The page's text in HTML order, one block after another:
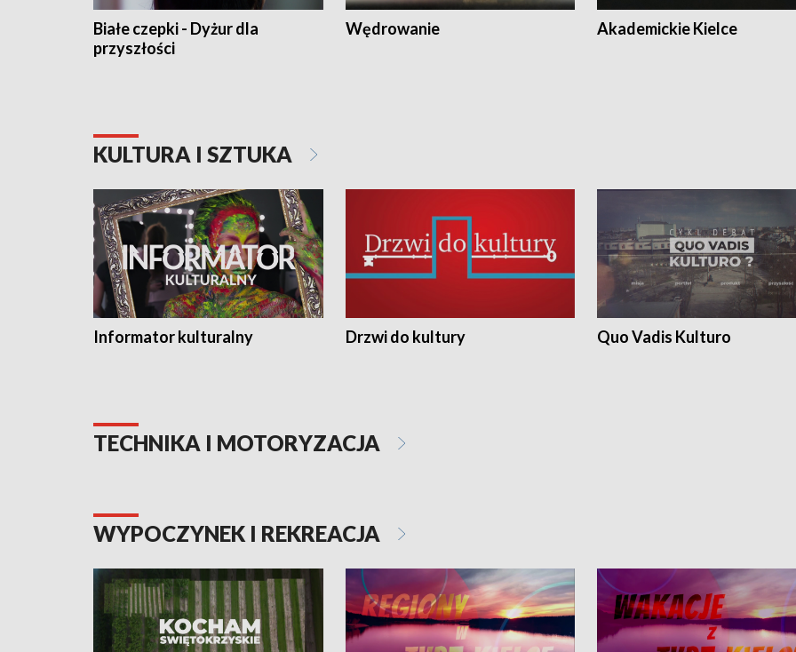
Białe czepki - Dyżur dla
przyszłości
Wędrowanie Akademickie Kielce
KULTURA I SZTUKA
Informator kulturalny Drzwi do kultury Quo Vadis Kulturo
TECHNIKA I MOTORYZACJA
WYPOCZYNEK I REKREACJA